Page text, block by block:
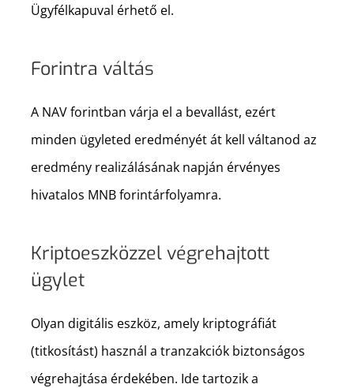
Ügyfélkapuval érhető el.
Forintra váltás
A NAV forintban várja el a bevallást, ezért
minden ügyleted eredményét át kell váltanod az
eredmény realizálásának napján érvényes
hivatalos MNB forintárfolyamra.
Kriptoeszközzel végrehajtott
ügylet
Olyan digitális eszköz, amely kriptográfiát
(titkosítást) használ a tranzakciók biztonságos
végrehajtása érdekében. Ide tartozik a